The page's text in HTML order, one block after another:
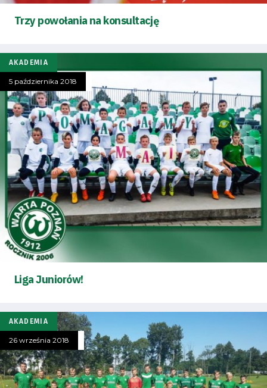
Trzy powołania na konsultację
AKADEMIA
5 października 2018
Liga Juniorów!
AKADEMIA
26 września 2018